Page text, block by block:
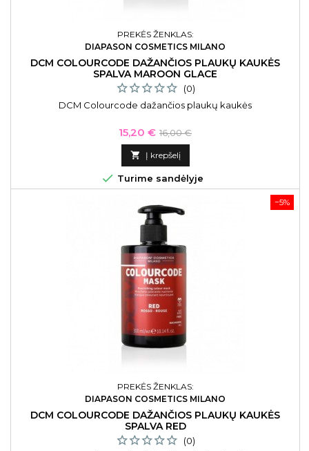
PREKĖS ŽENKLAS:
DIAPASON COSMETICS MILANO
DCM COLOURCODE DAŽANČIOS PLAUKŲ KAUKĖS
SPALVA MAROON GLACE
(0)
DCM Colourcode dažančios plaukų kaukės
Kaina
15,20 € Bazinė
kaina
16,00 €
 Į krepšelį
 Turime sandėlyje
−5%
PREKĖS ŽENKLAS:
DIAPASON COSMETICS MILANO
DCM COLOURCODE DAŽANČIOS PLAUKŲ KAUKĖS
SPALVA RED
(0)